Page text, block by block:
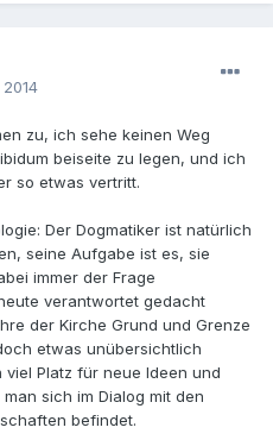
zu, ich sehe keinen Weg
beiseite zu legen, und ich
so etwas vertritt.
Der Dogmatiker ist natürlich
seine Aufgabe ist es, sie
immer der Frage
verantwortet gedacht
der Kirche Grund und Grenze
etwas unübersichtlich
Platz für neue Ideen und
sich im Dialog mit den
befindet.